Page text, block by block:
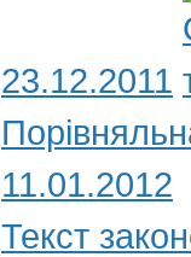
23.12.2011
11.01.2012
Текст